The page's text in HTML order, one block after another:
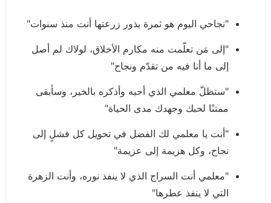
"نجاحي اليوم هو ثمرة بذور زرعتها أنت منذ سنوات"
"إلى مَن تعلّمت منه مكارم الأخلاق، لولاك لم أصل
إلى ما أنا فيه من تقدّم ونجاح"
"ستظلّ معلمي الذي أحبه وأذكره بالخير، وسأبقى
ممتنًا لحبك وجهدك مدى الحياة"
"أنت يا معلمي لك الفضل في تحويل كل فشلٍ إلى
نجاح، وكل هزيمة إلى عزيمة"
"معلمي أنت السراج الذي لا ينفذ نوره، وأنت الزهرة
التي لا ينفذ عطرها"